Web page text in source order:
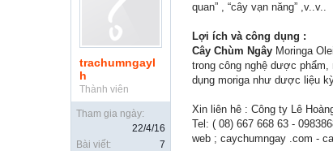
trachumngayl
h
Thành viên
Tham gia ngày:
22/4/16
Bài viết:
7
quan” , “cây vạn năng” ,v..v..
Lợi ích và công dụng :
Cây Chùm Ngây Moringa
trong công nghệ dược
dụng moriga như dược liệu
Xin liên hê : Công ty Lê
Tel: ( 08) 667 668 63 -
web ; caychumngay .com -